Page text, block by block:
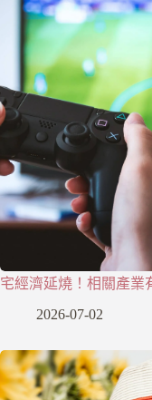
宅經濟延燒！相關產業
2026-07-02